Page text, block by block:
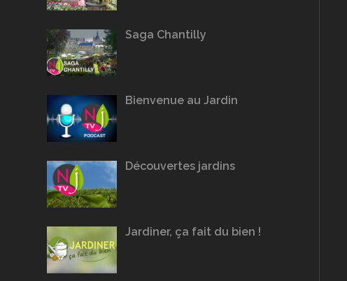
Saga Chantilly
Bienvenue au Jardin
Découvertes jardins
Jardiner, ça fait du bien !